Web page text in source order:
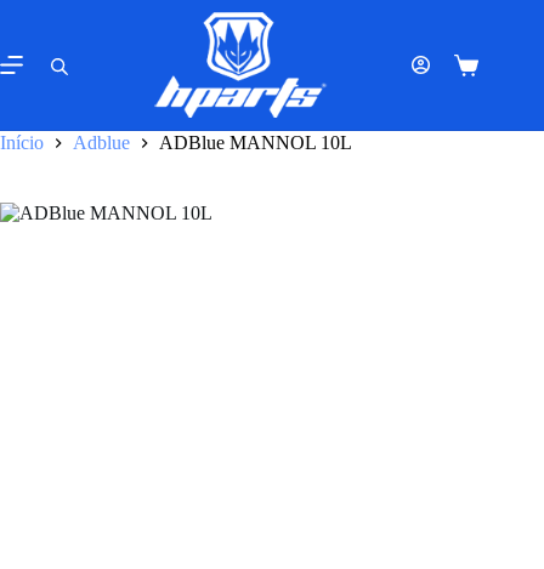
o
conteúdo
Carrinho
Início
Adblue ADBlue MANNOL 10L